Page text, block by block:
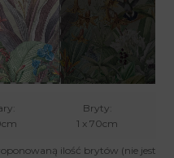
Bryty:
1 x 70cm
ilość brytów (nie jest